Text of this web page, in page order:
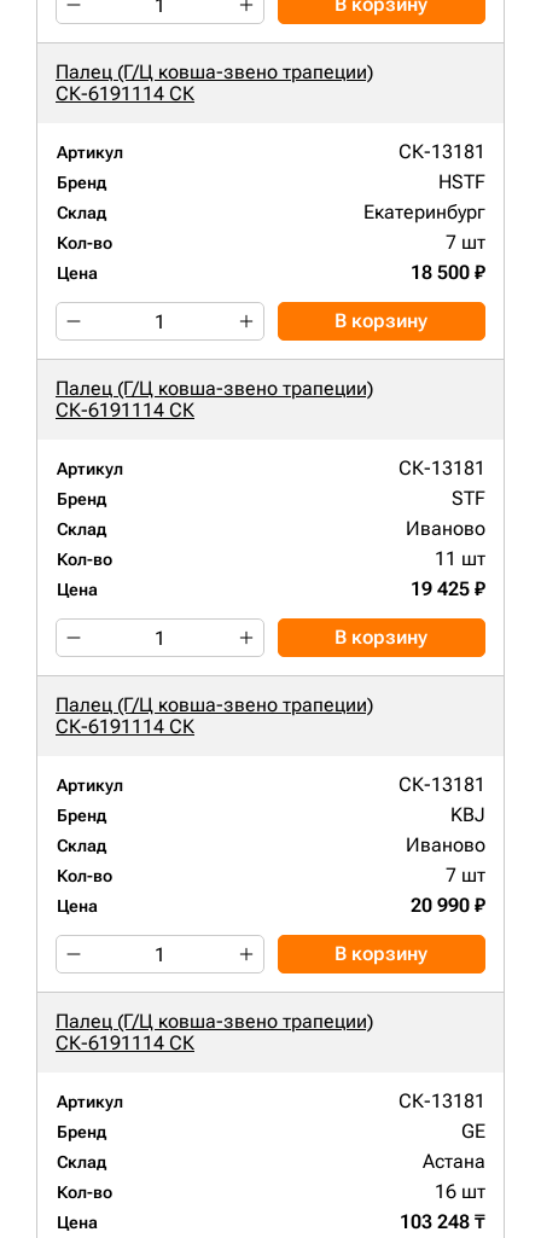
Палец (Г/Ц ковша-звено трапеции)
СК-6191114 СК
Артикул СК-13181
Бренд HSTF
Склад Екатеринбург
Кол-во 7 шт
Цена 18 500 ₽
В корзину
Палец (Г/Ц ковша-звено трапеции)
СК-6191114 СК
Артикул СК-13181
Бренд STF
Склад Иваново
Кол-во 11 шт
Цена 19 425 ₽
В корзину
Палец (Г/Ц ковша-звено трапеции)
СК-6191114 СК
Артикул СК-13181
Бренд KBJ
Склад Иваново
Кол-во 7 шт
Цена 20 990 ₽
В корзину
Палец (Г/Ц ковша-звено трапеции)
СК-6191114 СК
Артикул СК-13181
Бренд GE
Склад Астана
Кол-во 16 шт
Цена 103 248 ₸